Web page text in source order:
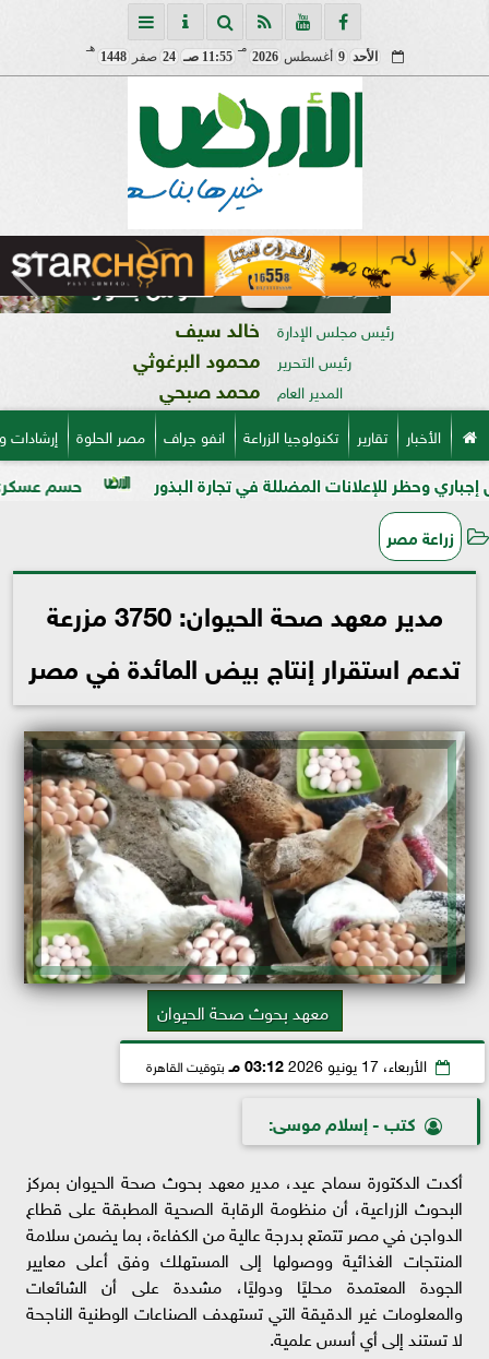
الأحد 9 أغسطس2026
مـ
11:55 صـ 24 صفر1448
هـ
رئيس مجلس الإدارة خالد سيف
رئيس التحرير محمود البرغوثي
المدير العام محمد صبحي
الأخبار تقارير تكنولوجيا الزراعة انفو جراف مصر الحلوة
حسم عسكري وأمني.. المضللة في تجارة البذور
زراعة مصر
مدير معهد صحة الحيوان: 3750 مزرعة
تدعم استقرار إنتاج بيض المائدة في مصر
معهد بحوث صحة الحيوان
الأربعاء، 17 يونيو 2026 03:12 مـ بتوقيت القاهرة
كتب - إسلام موسى:
أكدت الدكتورة سماح عيد، مدير معهد بحوث صحة الحيوان بمركز
البحوث الزراعية، أن منظومة الرقابة الصحية المطبقة على قطاع
الدواجن في مصر تتمتع بدرجة عالية من الكفاءة، بما يضمن سلامة
المنتجات الغذائية ووصولها إلى المستهلك وفق أعلى معايير
الجودة المعتمدة محليًا ودوليًا، مشددة على أن الشائعات
والمعلومات غير الدقيقة التي تستهدف الصناعات الوطنية الناجحة
لا تستند إلى أي أسس علمية.